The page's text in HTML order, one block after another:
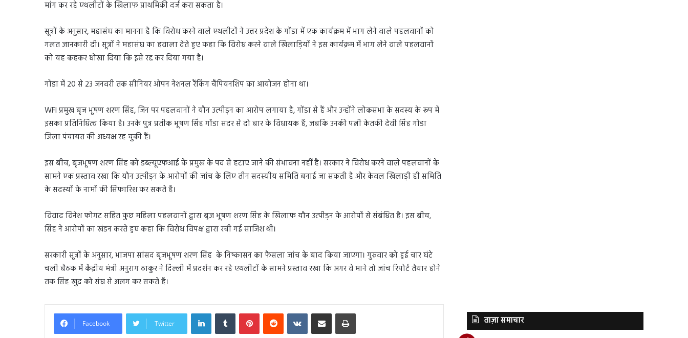
मांग कर रहे एथलीटों के खिलाफ प्राथमिकी दर्ज करा सकता है।
सूत्रों के अनुसार, महासंघ का मानना है कि विरोध करने वाले एथलीटों ने उत्तर प्रदेश के गोंडा में एक कार्यक्रम में भाग लेने वाले पहलवानों को
गलत जानकारी दी। सूत्रों ने महासंघ का हवाला देते हुए कहा कि विरोध करने वाले खिलाड़ियों ने इस कार्यक्रम में भाग लेने वाले पहलवानों
को यह कहकर धोखा दिया कि इसे रद्द कर दिया गया है।
गोंडा में 20 से 23 जनवरी तक सीनियर ओपन नेशनल रैंकिंग चैंपियनशिप का आयोजन होना था।
WFI प्रमुख बृज भूषण शरण सिंह, जिन पर पहलवानों ने यौन उत्पीड़न का आरोप लगाया है, गोंडा से हैं और उन्होंने लोकसभा के सदस्य के रूप में
इसका प्रतिनिधित्व किया है। उनके पुत्र प्रतीक भूषण सिंह गोंडा सदर से दो बार के विधायक हैं, जबकि उनकी पत्नी केतकी देवी सिंह गोंडा
जिला पंचायत की अध्यक्ष रह चुकी हैं।
इस बीच, बृजभूषण शरण सिंह को डब्ल्यूएफआई के प्रमुख के पद से हटाए जाने की संभावना नहीं है। सरकार ने विरोध करने वाले पहलवानों के
सामने एक प्रस्ताव रखा कि यौन उत्पीड़न के आरोपों की जांच के लिए तीन सदस्यीय समिति बनाई जा सकती है और केवल खिलाड़ी ही समिति
के सदस्यों के नामों की सिफारिश कर सकते हैं।
विवाद विनेश फोगट सहित कुछ महिला पहलवानों द्वारा बृज भूषण शरण सिंह के खिलाफ यौन उत्पीड़न के आरोपों से संबंधित है। इस बीच,
सिंह ने आरोपों का खंडन करते हुए कहा कि विरोध विपक्ष द्वारा रची गई साजिश थी।
सरकारी सूत्रों के अनुसार, भाजपा सांसद बृजभूषण शरण सिंह के निष्कासन का फैसला जांच के बाद किया जाएगा। गुरुवार को हुई चार घंटे
चली बैठक में केंद्रीय मंत्री अनुराग ठाकुर ने दिल्ली में प्रदर्शन कर रहे एथलीटों के सामने प्रस्ताव रखा कि अगर वे माने तो जांच रिपोर्ट तैयार होने
तक सिंह खुद को संघ से अलग कर सकते हैं।
Facebook Twitter
LinkedInTumblr PinterestReddit VKontakteShare via Email Print
ताज़ा समाचार